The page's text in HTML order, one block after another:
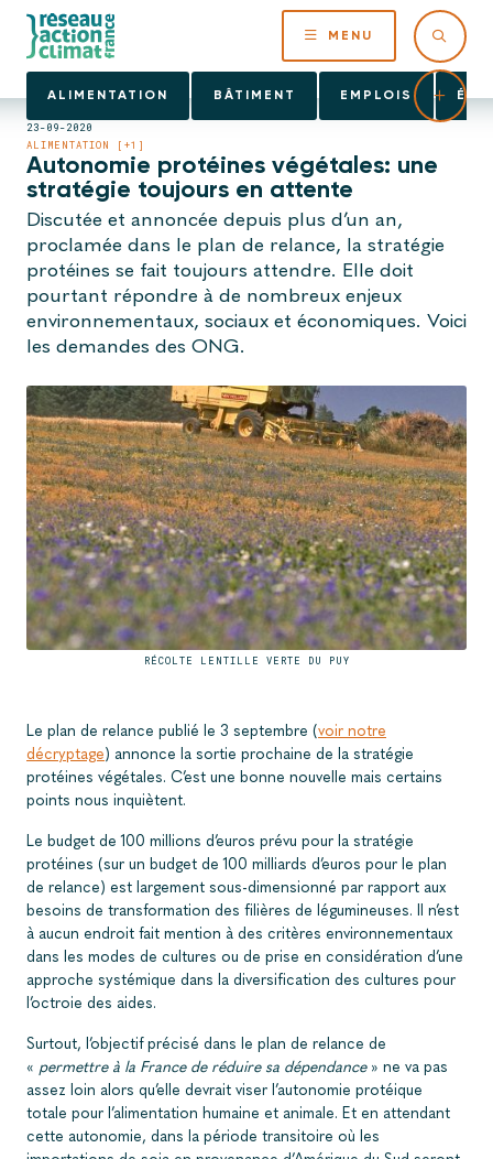
MENU
ALIMENTATION BÂTIMENT EMPLOIS
23-09-2020
ALIMENTATION [+1]
Autonomie protéines végétales: une
stratégie toujours en attente
Discutée et annoncée depuis plus d’un an,
proclamée dans le plan de relance, la stratégie
protéines se fait toujours attendre. Elle doit
pourtant répondre à de nombreux enjeux
environnementaux, sociaux et économiques. Voici
les demandes des ONG.
RÉCOLTE LENTILLE VERTE DU PUY
Le plan de relance publié le 3 septembre (voir notre
décryptage) annonce la sortie prochaine de la stratégie
protéines végétales. C’est une bonne nouvelle mais certains
points nous inquiètent.
Le budget de 100 millions d’euros prévu pour la stratégie
protéines (sur un budget de 100 milliards d’euros pour le plan
de relance) est largement sous-dimensionné par rapport aux
besoins de transformation des filières de légumineuses. Il n’est
à aucun endroit fait mention à des critères environnementaux
dans les modes de cultures ou de prise en considération d’une
approche systémique dans la diversification des cultures pour
l’octroie des aides.
Surtout, l’objectif précisé dans le plan de relance de
« permettre à la France de réduire sa dépendance» ne va pas
assez loin alors qu’elle devrait viser l’autonomie protéique
totale pour l’alimentation humaine et animale. Et en attendant
cette autonomie, dans la période transitoire où les